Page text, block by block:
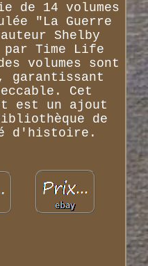
de 14 volumes
"La Guerre
Shelby
Time Life
volumes sont
garantissant
Cet
est un ajout
de
d'histoire.